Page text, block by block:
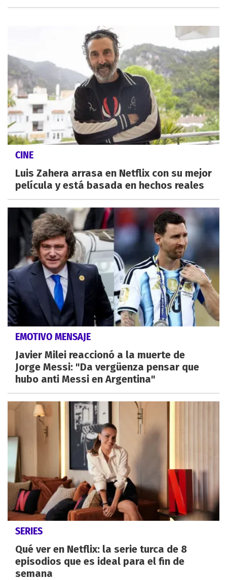
CINE
Luis Zahera arrasa en Netflix con su mejor
película y está basada en hechos reales
EMOTIVO MENSAJE
Javier Milei reaccionó a la muerte de
Jorge Messi: "Da vergüenza pensar que
hubo anti Messi en Argentina"
SERIES
Qué ver en Netflix: la serie turca de 8
episodios que es ideal para el fin de
semana